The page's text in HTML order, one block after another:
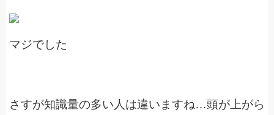
マジでした
さすが知識量の多い人は違いますね…頭が上がら